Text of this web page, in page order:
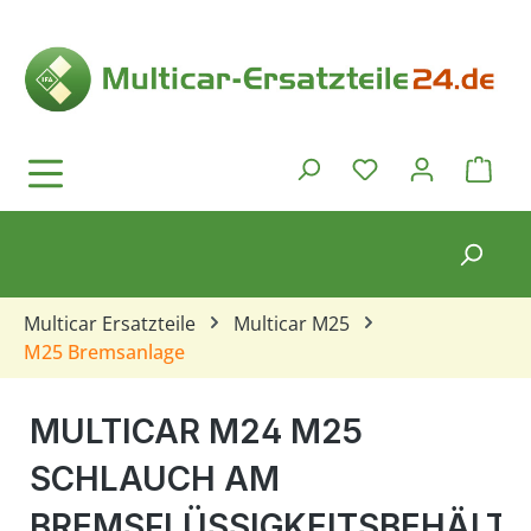
Du hast 0
Multicar Ersatzteile
Multicar M25
M25 Bremsanlage
MULTICAR M24 M25
SCHLAUCH AM